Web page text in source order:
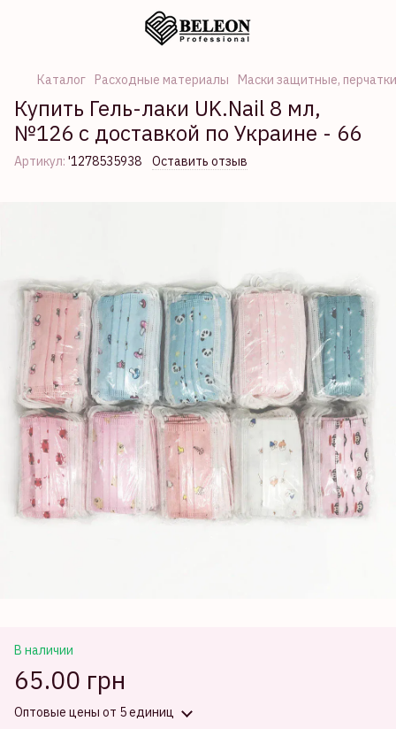
Каталог Расходные материалы Маски защитные, перчатки
Купить Гель-лаки UK.Nail 8 мл,
№126 с доставкой по Украине - 66
Артикул: '1278535938 Оставить отзыв
В наличии
65.00 грн
Оптовые цены от 5 единиц